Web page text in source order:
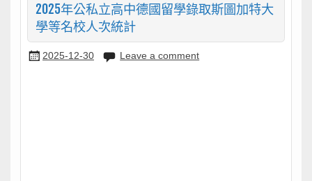
2025年公私立高中德國留學錄取斯圖加特大
學等名校人次統計
2025-12-30 Leave a comment